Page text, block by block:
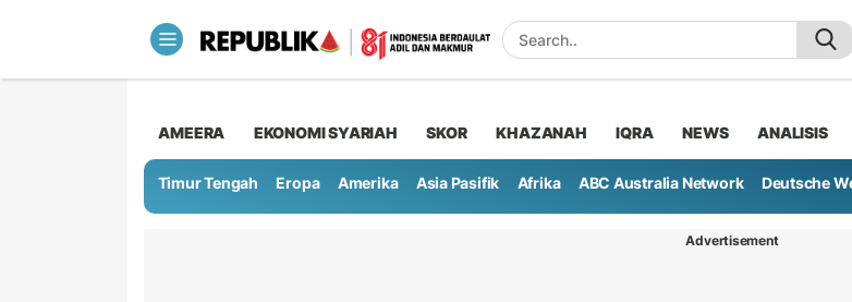
AMEERA EKONOMI SYARIAH SKOR KHAZANAH IQRA NEWS ANALISIS
Timur Tengah Eropa Amerika Asia Pasifik Afrika ABC Australia Network Deutsche
Advertisement